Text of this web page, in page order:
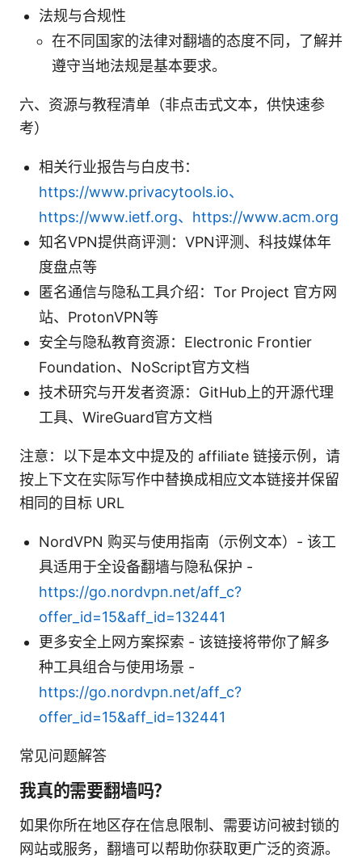
法规与合规性
在不同国家的法律对翻墙的态度不同，了解并
遵守当地法规是基本要求。
六、资源与教程清单（非点击式文本，供快速参
考）
相关行业报告与白皮书：
https://www.privacytools.io、
https://www.ietf.org、https://www.acm.org
知名VPN提供商评测：VPN评测、科技媒体年
度盘点等
匿名通信与隐私工具介绍：Tor Project 官方网
站、ProtonVPN等
安全与隐私教育资源：Electronic Frontier
Foundation、NoScript官方文档
技术研究与开发者资源：GitHub上的开源代理
工具、WireGuard官方文档
注意：以下是本文中提及的 affiliate 链接示例，请
按上下文在实际写作中替换成相应文本链接并保留
相同的目标 URL
NordVPN 购买与使用指南（示例文本）- 该工
具适用于全设备翻墙与隐私保护 -
https://go.nordvpn.net/aff_c?
offer_id=15&aff_id=132441
更多安全上网方案探索 - 该链接将带你了解多
种工具组合与使用场景 -
https://go.nordvpn.net/aff_c?
offer_id=15&aff_id=132441
常见问题解答
我真的需要翻墙吗？
如果你所在地区存在信息限制、需要访问被封锁的
网站或服务，翻墙可以帮助你获取更广泛的资源。